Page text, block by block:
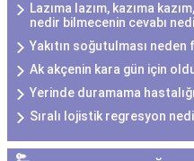
Lazıma lazım, kazıma
nedir bilmecenin cevabı
Yakıtın soğutulması neden
Ak akçenin kara gün için
Yerinde duramama
Sıralı lojistik regresyon